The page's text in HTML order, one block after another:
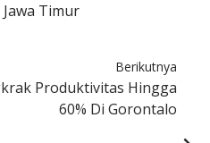
Timur
Berikutnya
Produktivitas Hingga
60% Di Gorontalo